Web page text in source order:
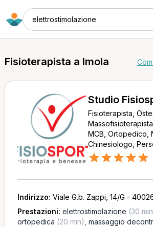
elettrostimolazione
Fisioterapista a Imola
Studio
Fisioterapista,
MCB, Ortopedico,
Chinesiologo,
Indirizzo: Viale G.b. Zappi, 14/G -
Prestazioni: elettrostimolazione (30
ortopedica (20 min) massaggio